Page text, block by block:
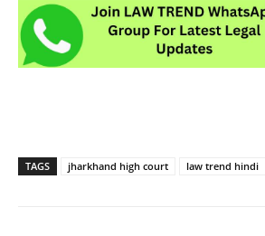
TAGS jharkhand high court law trend hindi